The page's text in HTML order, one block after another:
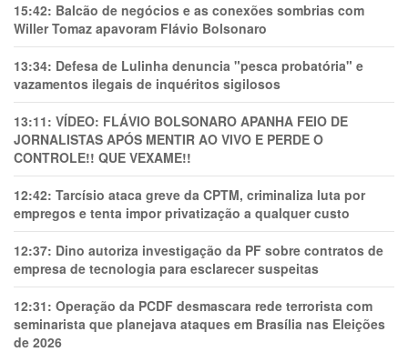
15:42: Balcão de negócios e as conexões sombrias com
Willer Tomaz apavoram Flávio Bolsonaro
13:34: Defesa de Lulinha denuncia "pesca probatória" e
vazamentos ilegais de inquéritos sigilosos
13:11: VÍDEO: FLÁVIO BOLSONARO APANHA FEIO DE
JORNALISTAS APÓS MENTIR AO VIVO E PERDE O
CONTROLE!! QUE VEXAME!!
12:42: Tarcísio ataca greve da CPTM, criminaliza luta por
empregos e tenta impor privatização a qualquer custo
12:37: Dino autoriza investigação da PF sobre contratos de
empresa de tecnologia para esclarecer suspeitas
12:31: Operação da PCDF desmascara rede terrorista com
seminarista que planejava ataques em Brasília nas Eleições
de 2026